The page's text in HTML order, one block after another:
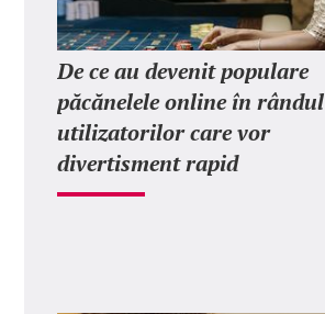
De ce au devenit populare
păcănelele online în rândul
utilizatorilor care vor
divertisment rapid